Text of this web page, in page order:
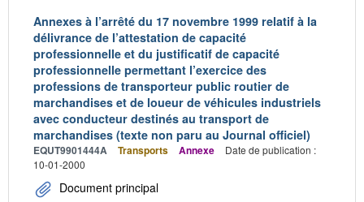
Annexes à l’arrêté du 17 novembre 1999 relatif à la
délivrance de l’attestation de capacité
professionnelle et du justificatif de capacité
professionnelle permettant l’exercice des
professions de transporteur public routier de
marchandises et de loueur de véhicules industriels
avec conducteur destinés au transport de
marchandises (texte non paru au Journal officiel)
EQUT9901444A Transports Annexe
Date de publication :
10-01-2000
Document principal